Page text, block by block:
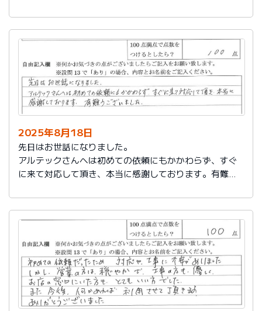
2025年8月18日
先日はお世話になりました。
アルテックさんへは初めての依頼にもかかわらず、すぐ
に来て対応して頂き、本当に感謝しております。有難う